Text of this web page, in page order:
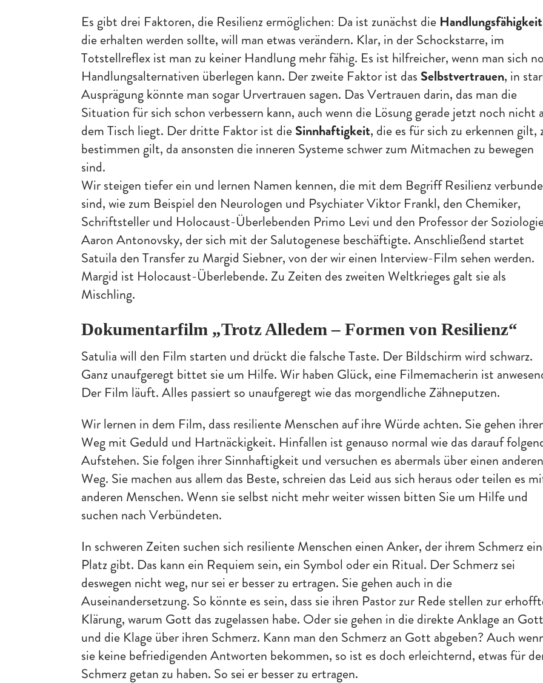
Es gibt drei Faktoren, die Resilienz ermöglichen: Da ist zunächst die Handlungsfähigkeit
die erhalten werden sollte, will man etwas verändern. Klar, in der Schockstarre, im
Totstellreflex ist man zu keiner Handlung mehr fähig. Es ist hilfreicher, wenn man sich
Handlungsalternativen überlegen kann. Der zweite Faktor ist das Selbstvertrauen, in
Ausprägung könnte man sogar Urvertrauen sagen. Das Vertrauen darin, das man die
Situation für sich schon verbessern kann, auch wenn die Lösung gerade jetzt noch nicht
dem Tisch liegt. Der dritte Faktor ist dieSinnhaftigkeit, die es für sich zu erkennen gilt,
bestimmen gilt, da ansonsten die inneren Systeme schwer zum Mitmachen zu bewegen
sind.
Wir steigen tiefer ein und lernen Namen kennen, die mit dem Begriff Resilienz
sind, wie zum Beispiel den Neurologen und Psychiater Viktor Frankl, den Chemiker,
Schriftsteller und Holocaust-Überlebenden Primo Levi und den Professor der
Aaron Antonovsky, der sich mit der Salutogenese beschäftigte. Anschließend startet
Satuila den Transfer zu Margid Siebner, von der wir einen Interview-Film sehen werden.
Margid ist Holocaust-Überlebende. Zu Zeiten des zweiten Weltkrieges galt sie als
Mischling.
Dokumentarfilm „Trotz Alledem – Formen von Resilienz“
Satulia will den Film starten und drückt die falsche Taste. Der Bildschirm wird schwarz.
Ganz unaufgeregt bittet sie um Hilfe. Wir haben Glück, eine Filmemacherin ist
Der Film läuft. Alles passiert so unaufgeregt wie das morgendliche Zähneputzen.
Wir lernen in dem Film, dass resiliente Menschen auf ihre Würde achten. Sie gehen
Weg mit Geduld und Hartnäckigkeit. Hinfallen ist genauso normal wie das darauf
Aufstehen. Sie folgen ihrer Sinnhaftigkeit und versuchen es abermals über einen anderen
Weg. Sie machen aus allem das Beste, schreien das Leid aus sich heraus oder teilen es
anderen Menschen. Wenn sie selbst nicht mehr weiter wissen bitten Sie um Hilfe und
suchen nach Verbündeten.
In schweren Zeiten suchen sich resiliente Menschen einen Anker, der ihrem Schmerz
Platz gibt. Das kann ein Requiem sein, ein Symbol oder ein Ritual. Der Schmerz sei
deswegen nicht weg, nur sei er besser zu ertragen. Sie gehen auch in die
Auseinandersetzung. So könnte es sein, dass sie ihren Pastor zur Rede stellen zur
Klärung, warum Gott das zugelassen habe. Oder sie gehen in die direkte Anklage an Gott
und die Klage über ihren Schmerz. Kann man den Schmerz an Gott abgeben? Auch
sie keine befriedigenden Antworten bekommen, so ist es doch erleichternd, etwas für
Schmerz getan zu haben. So sei er besser zu ertragen.